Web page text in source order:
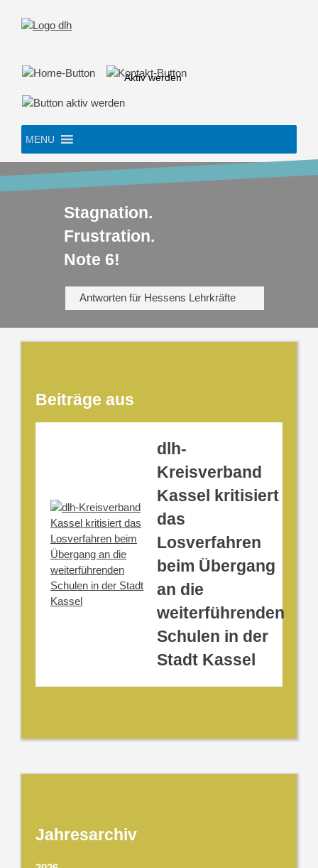
Aktiv werden
MENU
Stagnation.
Frustration.
Note 6!
Antworten für Hessens Lehrkräfte
Beiträge aus
dlh-
Kreisverband
Kassel kritisiert
das
Losverfahren
beim Übergang
an die
weiterführenden
Schulen in der
Stadt Kassel
Jahresarchiv